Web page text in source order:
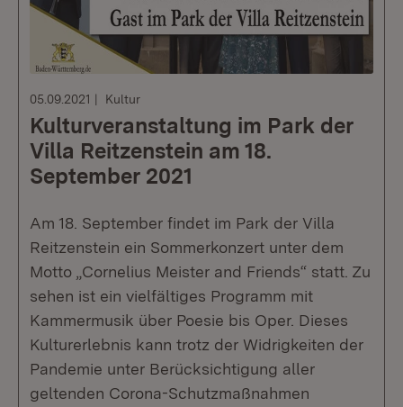
05.09.2021 Kultur
Kulturveranstaltung im Park der
Villa Reitzenstein am 18.
September 2021
Am 18. September findet im Park der Villa
Reitzenstein ein Sommerkonzert unter dem
Motto „Cornelius Meister and Friends“ statt. Zu
sehen ist ein vielfältiges Programm mit
Kammermusik über Poesie bis Oper. Dieses
Kulturerlebnis kann trotz der Widrigkeiten der
Pandemie unter Berücksichtigung aller
geltenden Corona-Schutzmaßnahmen